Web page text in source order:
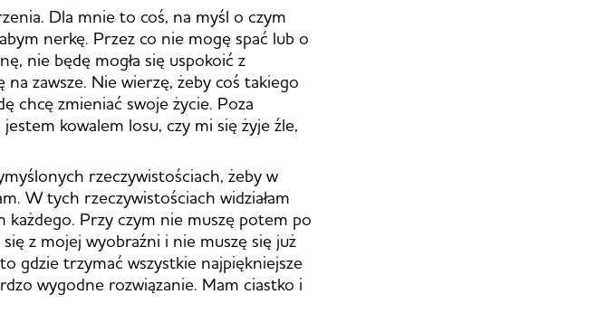
Dla mnie to coś, na myśl o czym
nerkę. Przez co nie mogę spać lub o
nie będę mogła się uspokoić z
zawsze. Nie wierzę, żeby coś takiego
chcę zmieniać swoje życie. Poza
kowalem losu, czy mi się żyje źle,
rzeczywistościach, żeby w
W tych rzeczywistościach widziałam
każdego. Przy czym nie muszę potem po
z mojej wyobraźni i nie muszę się już
gdzie trzymać wszystkie najpiękniejsze
wygodne rozwiązanie. Mam ciastko i